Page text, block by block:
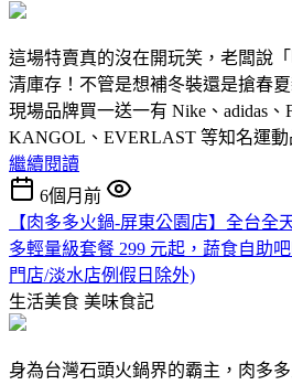
這場特賣真的沒在開玩笑，老闆說
清庫存！不管是想補冬裝還是搶春
現場品牌買一送一有 Nike、adidas
KANGOL、EVERLAST 等知名運動
繼續閱讀
6個月前
【肉多多火鍋-屏東公園店】全台全
多輕量級套餐 299 元起，蔬食自助
門店/淡水店例假日除外)
生活美食 美味食記
身為台灣石頭火鍋界的霸主，肉多